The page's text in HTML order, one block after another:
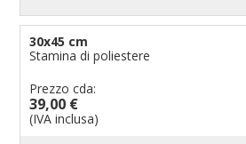
30x45 cm
Stamina di poliestere
Prezzo cda:
39,00 €
(IVA inclusa)